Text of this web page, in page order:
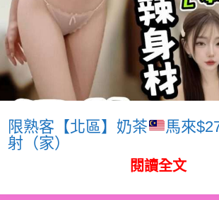
限熟客【北區】奶茶
馬來
射（家）
閱讀全文